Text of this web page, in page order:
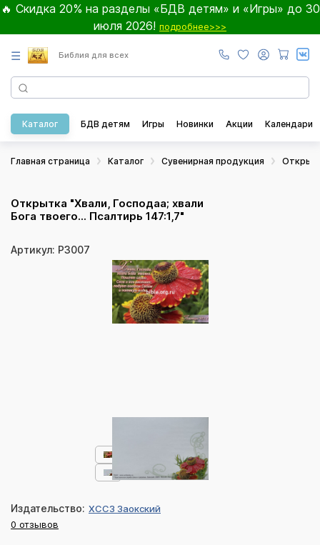
🔥 Скидка 20% на разделы «БДВ детям» и «Игры» до 30
июля 2026! подробнее>>>
☰ Библия для всех
Каталог БДВ детям Игры Новинки Акции Календари
Главная страница Каталог Сувенирная продукция
Открытка "Хвали, Господаа; хвали
Бога твоего... Псалтирь 147:1,7"
Артикул: Р3007
Издательство: ХССЗ Заокский
0 отзывов